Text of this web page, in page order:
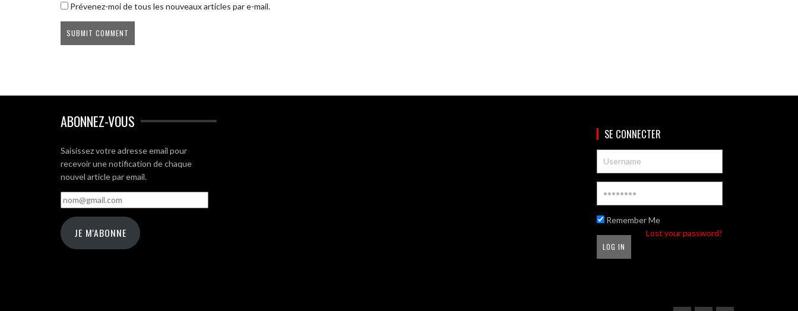
Prévenez-moi de tous les nouveaux articles par e-mail.
ABONNEZ-VOUS
Saisissez votre adresse email pour
recevoir une notification de chaque
nouvel article par email.
nom@gmail.com
JE M'ABONNE
SE CONNECTER
Remember Me
Lost your password?